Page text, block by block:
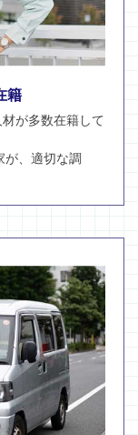
籍
が多数在籍して
が、適切な調